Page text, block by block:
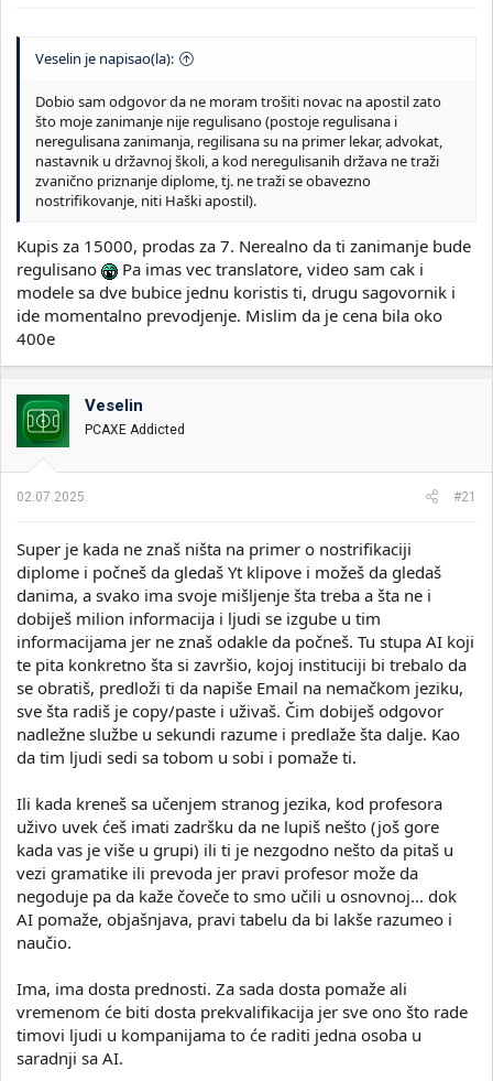
Veselin je napisao(la):
Dobio sam odgovor da ne moram trošiti novac na apostil zato
što moje zanimanje nije regulisano (postoje regulisana i
neregulisana zanimanja, regilisana su na primer lekar, advokat,
nastavnik u državnoj školi, a kod neregulisanih država ne traži
zvanično priznanje diplome, tj. ne traži se obavezno
nostrifikovanje, niti Haški apostil).
Kupis za 15000, prodas za 7. Nerealno da ti zanimanje bude
regulisano
Pa imas vec translatore, video sam cak i
modele sa dve bubice jednu koristis ti, drugu sagovornik i
ide momentalno prevodjenje. Mislim da je cena bila oko
400e
Veselin
PCAXE Addicted
02.07.2025. #21
Super je kada ne znaš ništa na primer o nostrifikaciji
diplome i počneš da gledaš Yt klipove i možeš da gledaš
danima, a svako ima svoje mišljenje šta treba a šta ne i
dobiješ milion informacija i ljudi se izgube u tim
informacijama jer ne znaš odakle da počneš. Tu stupa AI koji
te pita konkretno šta si završio, kojoj instituciji bi trebalo da
se obratiš, predloži ti da napiše Email na nemačkom jeziku,
sve šta radiš je copy/paste i uživaš. Čim dobiješ odgovor
nadležne službe u sekundi razume i predlaže šta dalje. Kao
da tim ljudi sedi sa tobom u sobi i pomaže ti.
Ili kada kreneš sa učenjem stranog jezika, kod profesora
uživo uvek ćeš imati zadršku da ne lupiš nešto (još gore
kada vas je više u grupi) ili ti je nezgodno nešto da pitaš u
vezi gramatike ili prevoda jer pravi profesor može da
negoduje pa da kaže čoveče to smo učili u osnovnoj... dok
AI pomaže, objašnjava, pravi tabelu da bi lakše razumeo i
naučio.
Ima, ima dosta prednosti. Za sada dosta pomaže ali
vremenom će biti dosta prekvalifikacija jer sve ono što rade
timovi ljudi u kompanijama to će raditi jedna osoba u
saradnji sa AI.